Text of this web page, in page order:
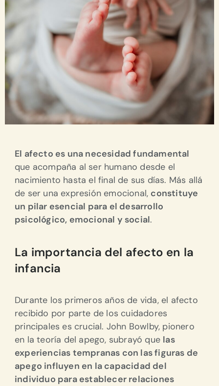
El afecto es una necesidad fundamental
que acompaña al ser humano desde el
nacimiento hasta el final de sus días. Más allá
de ser una expresión emocional, constituye
un pilar esencial para el desarrollo
psicológico, emocional y social.
La importancia del afecto en la
infancia
Durante los primeros años de vida, el afecto
recibido por parte de los cuidadores
principales es crucial. John Bowlby, pionero
en la teoría del apego, subrayó que las
experiencias tempranas con las figuras de
apego influyen en la capacidad del
individuo para establecer relaciones